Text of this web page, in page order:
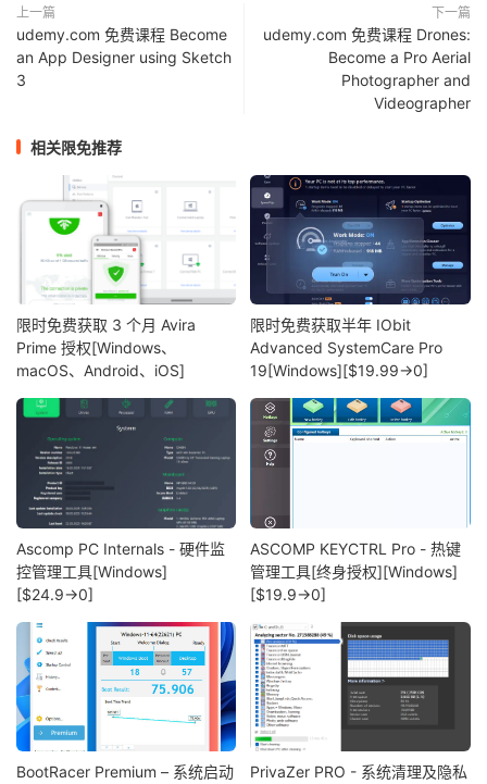
上一篇
udemy.com 免费课程 Become
an App Designer using Sketch
3
下一篇
udemy.com 免费课程 Drones:
Become a Pro Aerial
Photographer and
Videographer
相关限免推荐
限时免费获取 3 个月 Avira
Prime 授权[Windows、
macOS、Android、iOS]
限时免费获取半年 IObit
Advanced SystemCare Pro
19[Windows][$19.99→0]
Ascomp PC Internals - 硬件监
控管理工具[Windows]
[$24.9→0]
ASCOMP KEYCTRL Pro - 热键
管理工具[终身授权][Windows]
[$19.9→0]
BootRacer Premium – 系统启动
PrivaZer PRO - 系统清理及隐私